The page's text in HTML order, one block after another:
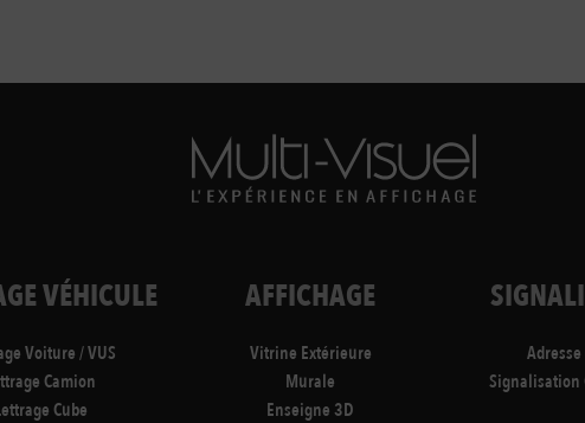
VÉHICULE
Voiture / VUS
Camion
Cube
AFFICHAGE
Vitrine Extérieure
Murale
Enseigne 3D
Signalisation